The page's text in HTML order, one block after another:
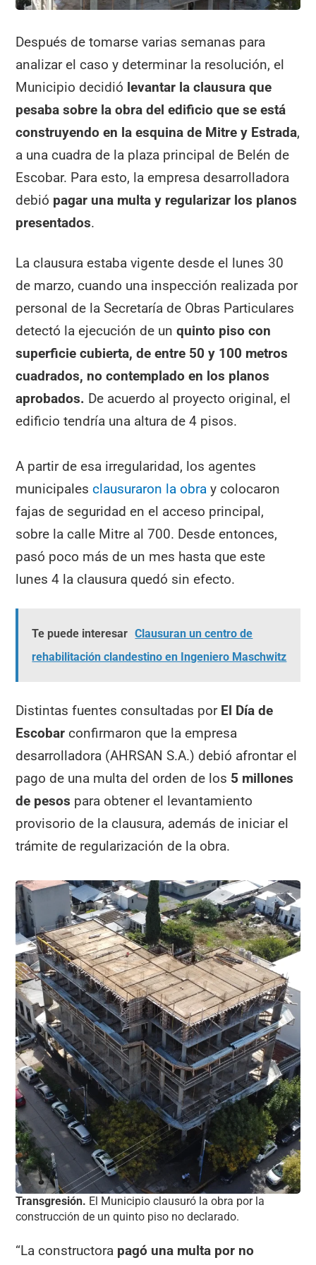
Después de tomarse varias semanas para
analizar el caso y determinar la resolución, el
Municipio decidió levantar la clausura que
pesaba sobre la obra del edificio que se está
construyendo en la esquina de Mitre y Estrada,
a una cuadra de la plaza principal de Belén de
Escobar. Para esto, la empresa desarrolladora
debió pagar una multa y regularizar los planos
presentados.
La clausura estaba vigente desde el lunes 30
de marzo, cuando una inspección realizada por
personal de la Secretaría de Obras Particulares
detectó la ejecución de unquinto piso con
superficie cubierta, de entre 50 y 100 metros
cuadrados, no contemplado en los planos
aprobados. De acuerdo al proyecto original, el
edificio tendría una altura de 4 pisos.
A partir de esa irregularidad, los agentes
municipalesclausuraron la obra y colocaron
fajas de seguridad en el acceso principal,
sobre la calle Mitre al 700. Desde entonces,
pasó poco más de un mes hasta que este
lunes 4 la clausura quedó sin efecto.
Te puede interesar Clausuran un centro de
rehabilitación clandestino en Ingeniero Maschwitz
Distintas fuentes consultadas por El Día de
Escobar confirmaron que la empresa
desarrolladora (AHRSAN S.A.) debió afrontar el
pago de una multa del orden de los 5 millones
de pesos para obtener el levantamiento
provisorio de la clausura, además de iniciar el
trámite de regularización de la obra.
Transgresión. El Municipio clausuró la obra por la
construcción de un quinto piso no declarado.
“La constructora pagó una multa por no